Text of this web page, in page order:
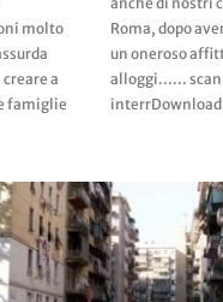
molto
a
famiglie
per anni
in
interrDownload